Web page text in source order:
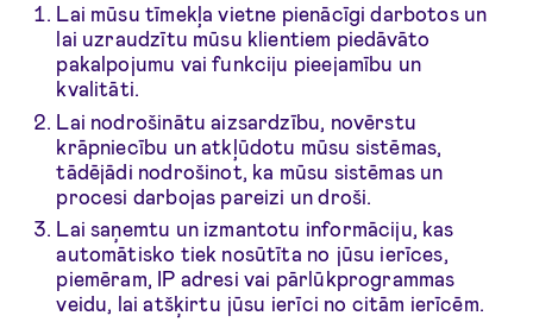
Lai mūsu tīmekļa vietne pienācīgi darbotos un
lai uzraudzītu mūsu klientiem piedāvāto
pakalpojumu vai funkciju pieejamību un
kvalitāti.
Lai nodrošinātu aizsardzību, novērstu
krāpniecību un atkļūdotu mūsu sistēmas,
tādējādi nodrošinot, ka mūsu sistēmas un
procesi darbojas pareizi un droši.
Lai saņemtu un izmantotu informāciju, kas
automātisko tiek nosūtīta no jūsu ierīces,
piemēram, IP adresi vai pārlūkprogrammas
veidu, lai atšķirtu jūsu ierīci no citām ierīcēm.